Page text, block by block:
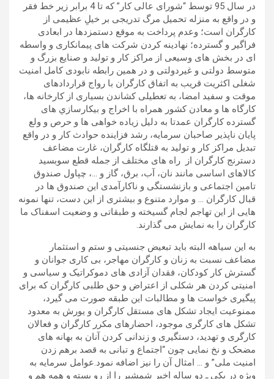
در سال 95 توسط “شورای عالی کار” که تا 4 برابر زیر خط فقر
و در واقع به منزله تحمیل مرگ تدریجی بر خیلِ عظیمی از
کارگران است؛ وعدم پرداخت به موقع دستمزدها در ابعادی
فراگیر و گسترده؛ نهادینه کردن شرکت های پیمانکاری و واسطه
ای در بخش های وسیعی از مراکز کار و تولید و صنایع بزرگ و
متوسط دولتی و غیردولتی و در همین رابطه نابودی کامل امنیت
شغلی اکثریت قریب به اتفاق کارگران با رواج قراردادهای
موقت و سفید امضا، به تعطیلی کشاندن بسیاری از کارخانه ها،
کارگاه ها و معادن کشور همراه با اخراج و بيكارسازي های
گسترده كارگران عمدتا به دلیل زیاده خواهی ها و حرص و ولع
پایان ناپذیر صاحبان سرمایه، رشد فزاینده حوادث کار و در واقع
تبدیل مراکز کار و تولید به قتلگاه کارگران، غارت مضاعف
دسترنج کارگران از راه های مختلف از جمله قطع سوبسید
کالاهای اساسی مانند نان، آب، برق، گاز و …، چپاول صندوق
تامین اجتماعی و بازنشستگی و ناکارآمدی این صندوق ها در
قبال کارگران … و موارد متنوع و بیشتری از این دست، تنها نمونه
هایی از این تهاجم لجام گسیخته و طبقاتی و وضعیت اسفناک ما
کارگران را به نمایش می گذارند.
به این سیاهه البته باید تبعیض جنسیتی و ستم و استثمار
مضاعف نسبت به زنان و کارگران مهاجر، بی کاری جوانان و
گسترش کار کودکان، فقدان آزادی های دموکراتیک و سیاسی و
امنیتی کردن هر شکلی از اعتراض و حق طلبی کارگران که برای
پیگیری خواست ها و مطالبات این طبقه صورت می گیرد،
ممنوعیت ایجاد تشکل های مستقل کارگران و یورش به معدود
تشکل های کارگری موجود، احضارهای مکرر کارگران و فعالان
کارگری و تهدید، دستگیری و زندانی کردن آنان به بهانه های
مضحک و نخ نمایی چون “اجتماع و تبانی به قصد برهم زدن
امنیت ملی” و … امثال آن را نیز اضافه نمود.عوامل سرمایه به
ویژه در یکی ـ دو ساله اخیر شمشیر را از رو بسته و همه هم و